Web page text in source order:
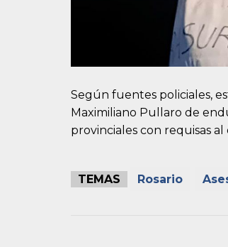
Según fuentes policiales,
Maximiliano Pullaro de
provinciales con requisas al
TEMAS Rosario